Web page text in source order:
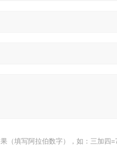
（填写阿拉伯数字），如：三加四